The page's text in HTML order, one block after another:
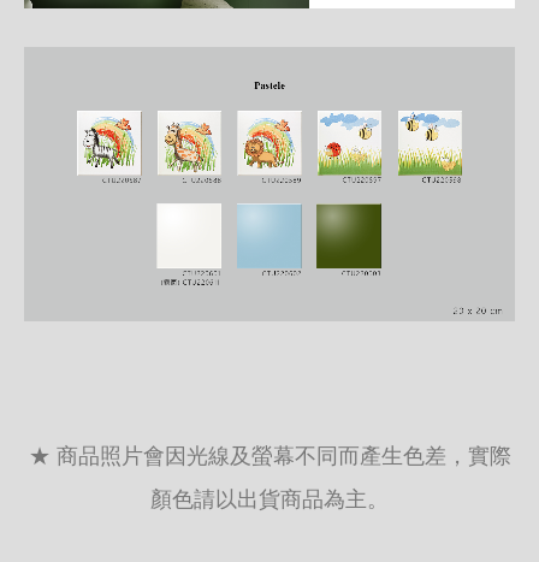
★ 商品照片會因光線及螢幕不同而產生色差，實際
顏色請以出貨商品為主。